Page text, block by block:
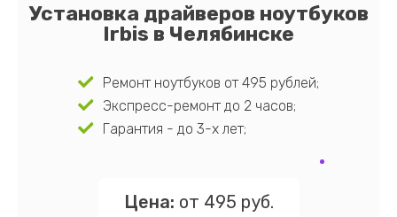
Установка драйверов ноутбуков
Irbis в Челябинске
Ремонт ноутбуков от 495 рублей;
Экспресс-ремонт до 2 часов;
Гарантия - до 3-х лет;
Цена: от 495 руб.